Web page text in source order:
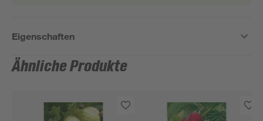
Eigenschaften
Ähnliche Produkte